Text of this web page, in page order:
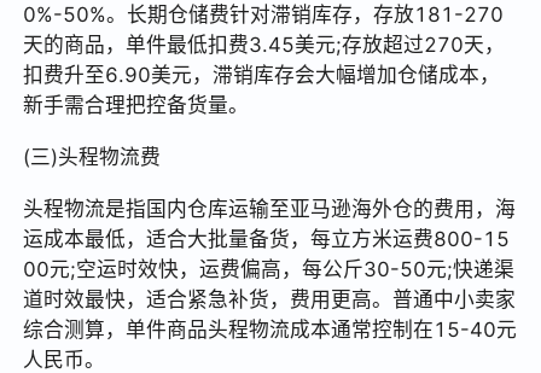
0%-50%。长期仓储费针对滞销库存，存放181-270
天的商品，单件最低扣费3.45美元;存放超过270天，
扣费升至6.90美元，滞销库存会大幅增加仓储成本，
新手需合理把控备货量。
(三)头程物流费
头程物流是指国内仓库运输至亚马逊海外仓的费用，海
运成本最低，适合大批量备货，每立方米运费800-15
00元;空运时效快，运费偏高，每公斤30-50元;快递渠
道时效最快，适合紧急补货，费用更高。普通中小卖家
综合测算，单件商品头程物流成本通常控制在15-40元
人民币。